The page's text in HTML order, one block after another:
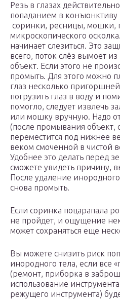
Резь в глазах
попаданием в конъюнктиву
соринки, ресницы, мошки,
микроскопического
начинает слезиться. Это
всего, поток слёз вымоет
объект. Если этого не
промыть. Для этого можно
глаз несколько
погрузить глаз в воду и
помогло, следует извлечь
или мошку вручную. Надо
(после промывания объект,
переместится под нижнее
веком смоченной в чистой
Удобнее это делать перед
сможете увидеть причину,
После удаление
снова промыть.
Если соринка поцарапала
не пройдет, и ощущение
может сохраняться еще
Вы можете снизить риск
инородного тела, если все
(ремонт, приборка в
использование
режущего инструмента)